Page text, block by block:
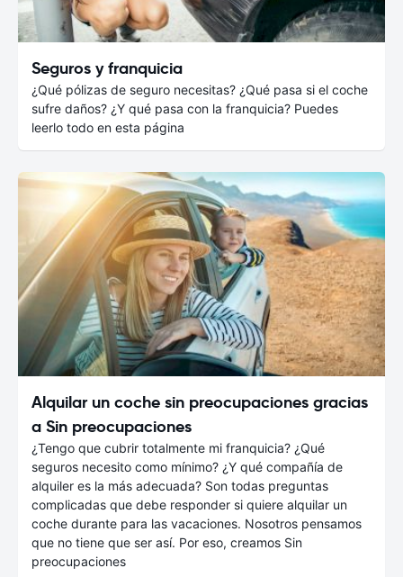
Seguros y franquicia
¿Qué pólizas de seguro necesitas? ¿Qué pasa si el coche
sufre daños? ¿Y qué pasa con la franquicia? Puedes
leerlo todo en esta página
Alquilar un coche sin preocupaciones gracias
a Sin preocupaciones
¿Tengo que cubrir totalmente mi franquicia? ¿Qué
seguros necesito como mínimo? ¿Y qué compañía de
alquiler es la más adecuada? Son todas preguntas
complicadas que debe responder si quiere alquilar un
coche durante para las vacaciones. Nosotros pensamos
que no tiene que ser así. Por eso, creamos Sin
preocupaciones